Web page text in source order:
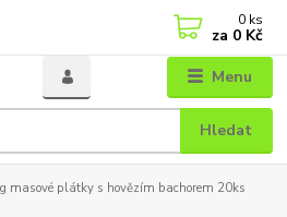
Menu
Hledat
0 ks
za 0 Kč
masové plátky s hovězím bachorem 20ks